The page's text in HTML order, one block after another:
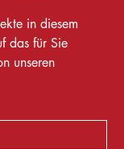
in diesem
das für Sie
unseren